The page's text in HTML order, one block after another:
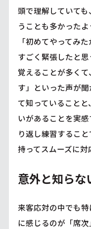
頭で理解していて
うことも多かった
「初めてやってみ
すごく緊張したと思
覚えることが多く
す」といった声が
て知っていること
いがあることを実
り返し練習するこ
持ってスムーズに対
意外と知らな
来客応対の中でも
に感じるのが「席